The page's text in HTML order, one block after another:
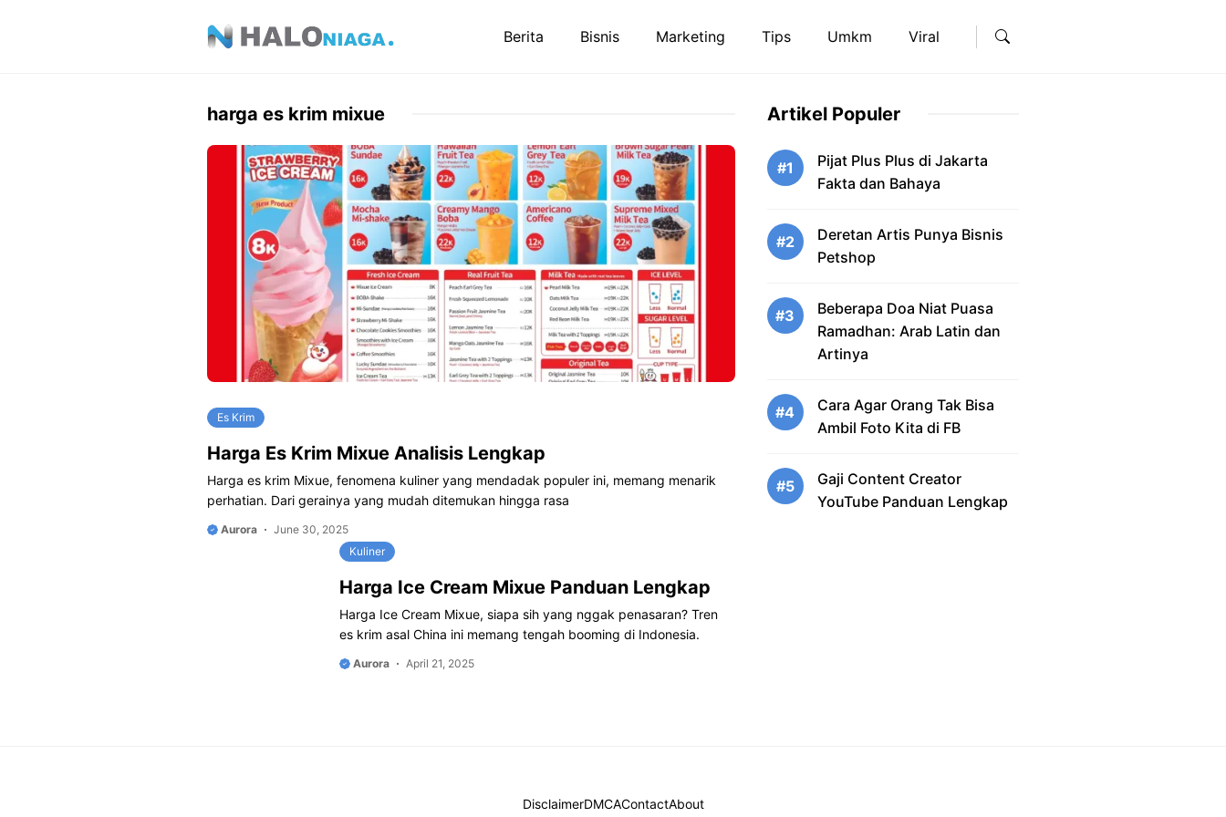
Berita Bisnis Marketing Tips Umkm Viral
harga es krim mixue
Es Krim
Harga Es Krim Mixue Analisis Lengkap
Harga es krim Mixue, fenomena kuliner yang mendadak populer ini, memang menarik
perhatian. Dari gerainya yang mudah ditemukan hingga rasa
Aurora
June 30, 2025
Kuliner
Harga Ice Cream Mixue Panduan Lengkap
Harga Ice Cream Mixue, siapa sih yang nggak penasaran? Tren
es krim asal China ini memang tengah booming di Indonesia.
Aurora April 21, 2025
Artikel Populer
#1
Pijat Plus Plus di Jakarta
Fakta dan Bahaya
#2
Deretan Artis Punya Bisnis
Petshop
#3
Beberapa Doa Niat Puasa
Ramadhan: Arab Latin dan
Artinya
#4
Cara Agar Orang Tak Bisa
Ambil Foto Kita di FB
#5
Gaji Content Creator
YouTube Panduan Lengkap
DisclaimerDMCAContactAbout